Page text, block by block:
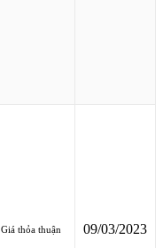
Giá thỏa thuận 09/03/2023